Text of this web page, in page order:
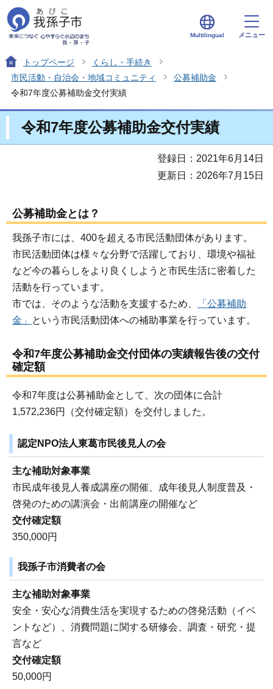
Multilingual メニュー
トップページ
くらし・手続き
市民活動・自治会・地域コミュニティ
公募補助金
令和7年度公募補助金交付実績
令和7年度公募補助金交付実績
登録日：2021年6月14日
更新日：2026年7月15日
公募補助金とは？
我孫子市には、400を超える市民活動団体があります。
市民活動団体は様々な分野で活躍しており、環境や福祉
など今の暮らしをより良くしようと市民生活に密着した
活動を行っています。
市では、そのような活動を支援するため、
「公募補助
金」
という市民活動団体への補助事業を行っています。
令和7年度公募補助金交付団体の実績報告後の交付
確定額
令和7年度は公募補助金として、次の団体に合計
1,572,236円（交付確定額）を交付しました。
認定NPO法人東葛市民後見人の会
主な補助対象事業
市民成年後見人養成講座の開催、成年後見人制度普及・
啓発のための講演会・出前講座の開催など
交付確定額
350,000円
我孫子市消費者の会
主な補助対象事業
安全・安心な消費生活を実現するための啓発活動（イベ
ントなど）、消費問題に関する研修会、調査・研究・提
言など
交付確定額
50,000円